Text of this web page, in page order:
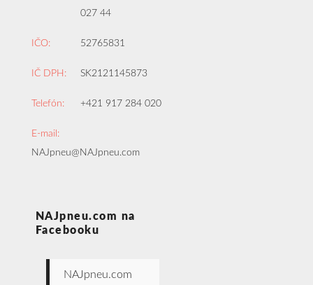
027 44
IČO: 52765831
IČ DPH: SK2121145873
Telefón: +421 917 284 020
E-mail:
NAJpneu@NAJpneu.com
NAJpneu.com na
Facebooku
NAJpneu.com